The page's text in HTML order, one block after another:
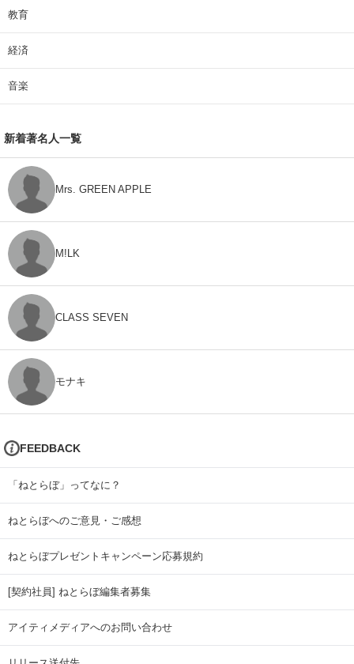
教育
経済
音楽
新着著名人一覧
Mrs. GREEN APPLE
M!LK
CLASS SEVEN
モナキ
FEEDBACK
「ねとらぼ」ってなに？
ねとらぼへのご意見・ご感想
ねとらぼプレゼントキャンペーン応募規約
[契約社員] ねとらぼ編集者募集
アイティメディアへのお問い合わせ